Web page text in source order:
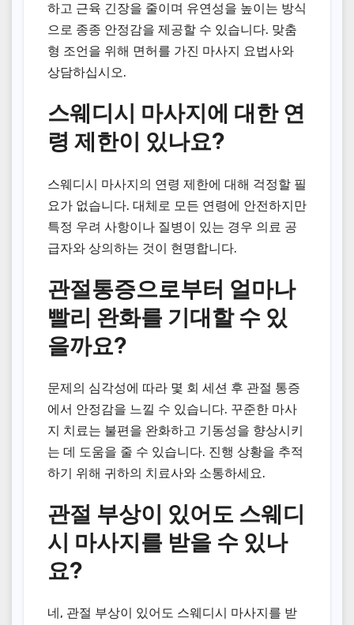
하고 근육 긴장을 줄이며 유연성을 높이는 방식
으로 종종 안정감을 제공할 수 있습니다. 맞춤
형 조언을 위해 면허를 가진 마사지 요법사와
상담하십시오.
스웨디시 마사지에 대한 연
령 제한이 있나요?
스웨디시 마사지의 연령 제한에 대해 걱정할 필
요가 없습니다. 대체로 모든 연령에 안전하지만
특정 우려 사항이나 질병이 있는 경우 의료 공
급자와 상의하는 것이 현명합니다.
관절통증으로부터 얼마나
빨리 완화를 기대할 수 있
을까요?
문제의 심각성에 따라 몇 회 세션 후 관절 통증
에서 안정감을 느낄 수 있습니다. 꾸준한 마사
지 치료는 불편을 완화하고 기동성을 향상시키
는 데 도움을 줄 수 있습니다. 진행 상황을 추적
하기 위해 귀하의 치료사와 소통하세요.
관절 부상이 있어도 스웨디
시 마사지를 받을 수 있나
요?
네, 관절 부상이 있어도 스웨디시 마사지를 받